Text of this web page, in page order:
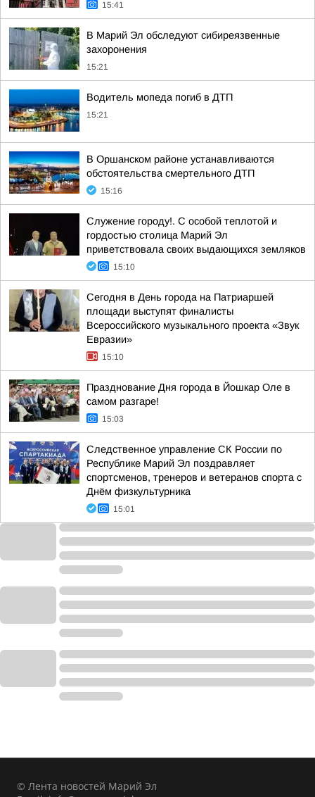
15:41
В Марий Эл обследуют сибиреязвенные
захоронения
15:21
Водитель мопеда погиб в ДТП
15:21
В Оршанском районе устанавливаются
обстоятельства смертельного ДТП
15:16
Служение городу!. С особой теплотой и
гордостью столица Марий Эл
приветствовала своих выдающихся земляков
15:10
Сегодня в День города на Патриаршей
площади выступят финалисты
Всероссийского музыкального проекта «Звук
Евразии»
15:10
Празднование Дня города в Йошкар Оле в
самом разгаре!
15:03
Следственное управление СК России по
Республике Марий Эл поздравляет
спортсменов, тренеров и ветеранов спорта с
Днём физкультурника
15:01
© Лента новостей Марий Эл